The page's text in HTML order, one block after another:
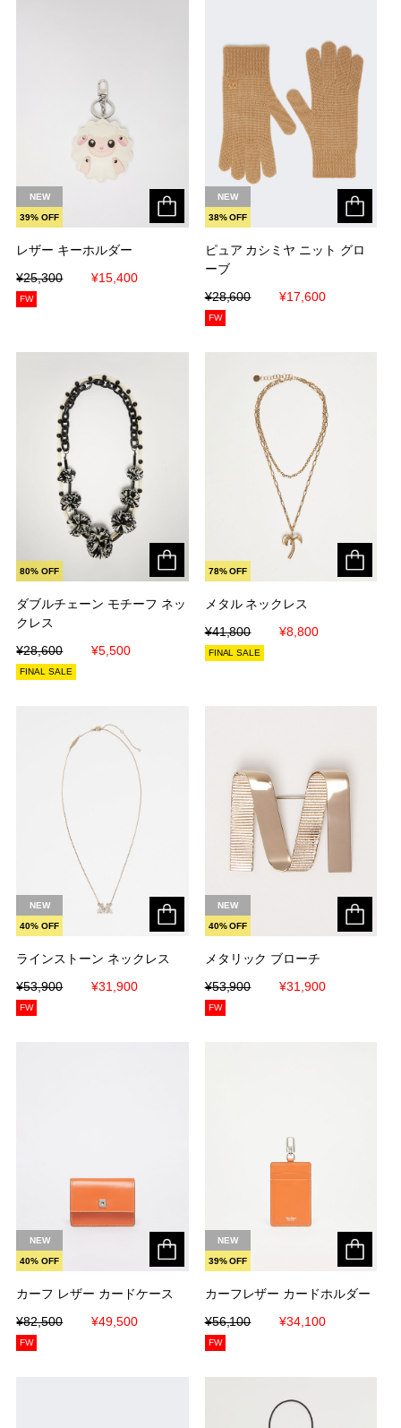
レザー キーホルダー
¥25,300
¥15,400
NEW
39% OFF
レザー キーホルダー
¥25,300
¥15,400
FW
ピュア カシミヤ ニット グロ
ーブ
¥28,600
¥17,600
NEW
38% OFF
ピュア カシミヤ ニット グロ
ーブ
¥28,600
¥17,600
FW
ダブルチェーン モチーフ ネッ
クレス
¥28,600
¥5,500
80% OFF
ダブルチェーン モチーフ ネッ
クレス
¥28,600
¥5,500
FINAL SALE
メタル ネックレス
¥41,800
¥8,800
78% OFF
メタル ネックレス
¥41,800
¥8,800
FINAL SALE
ラインストーン ネックレス
¥53,900
¥31,900
NEW
40% OFF
ラインストーン ネックレス
¥53,900
¥31,900
FW
メタリック ブローチ
¥53,900
¥31,900
NEW
40% OFF
メタリック ブローチ
¥53,900
¥31,900
FW
カーフ レザー カードケース
¥82,500
¥49,500
NEW
40% OFF
カーフ レザー カードケース
¥82,500
¥49,500
FW
カーフレザー カードホルダー
¥56,100
¥34,100
NEW
39% OFF
カーフレザー カードホルダー
¥56,100
¥34,100
FW